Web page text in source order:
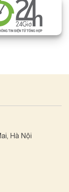
Hà Nội